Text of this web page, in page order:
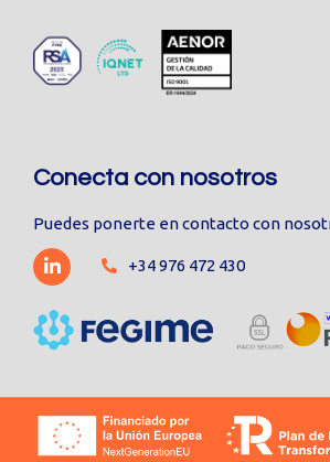
Conecta con nosotros
Puedes ponerte en contacto con
+34 976 472 430